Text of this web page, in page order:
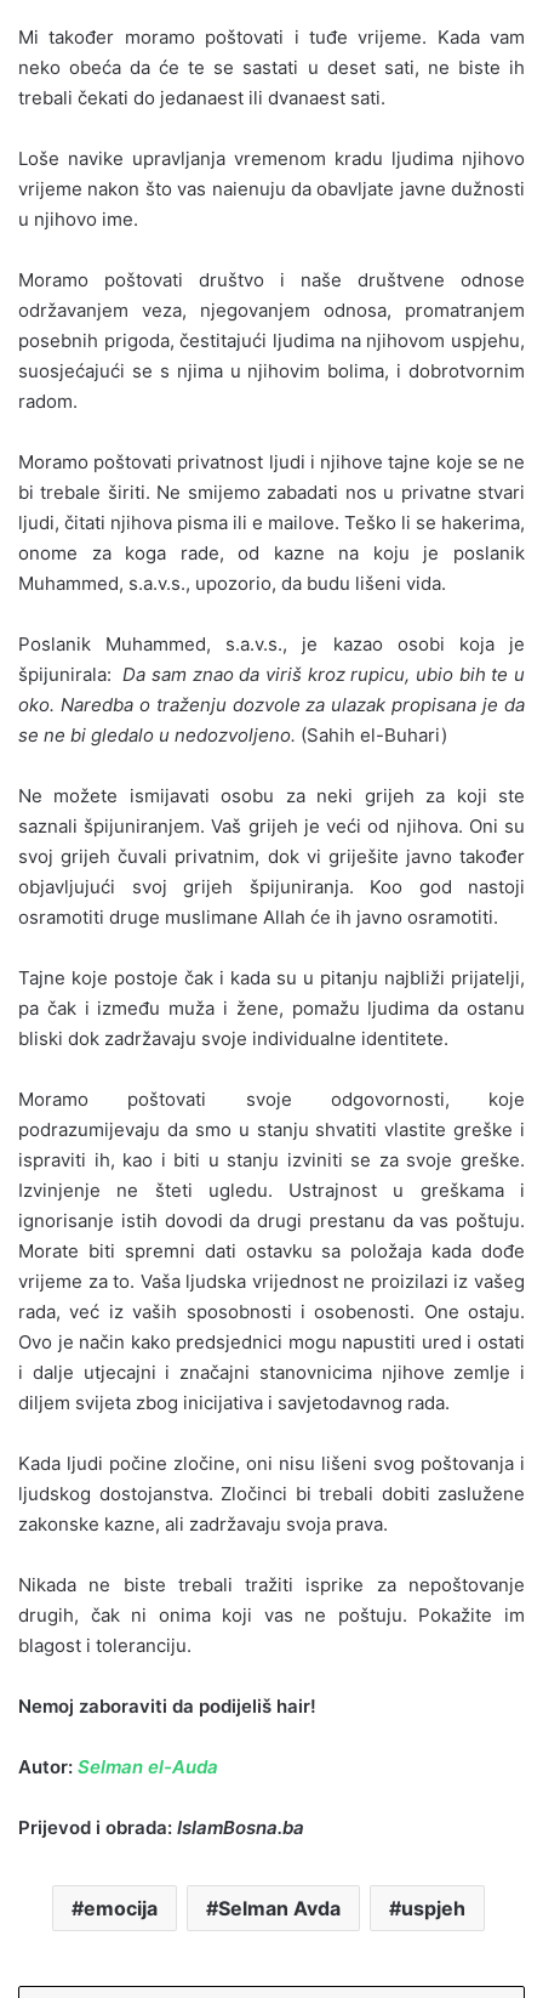
Mi također moramo poštovati i tuđe vrijeme. Kada vam
neko obeća da će te se sastati u deset sati, ne biste ih
trebali čekati do jedanaest ili dvanaest sati.
Loše navike upravljanja vremenom kradu ljudima njihovo
vrijeme nakon što vas naienuju da obavljate javne dužnosti
u njihovo ime.
Moramo poštovati društvo i naše društvene odnose
održavanjem veza, njegovanjem odnosa, promatranjem
posebnih prigoda, čestitajući ljudima na njihovom uspjehu,
suosjećajući se s njima u njihovim bolima, i dobrotvornim
radom.
Moramo poštovati privatnost ljudi i njihove tajne koje se ne
bi trebale širiti. Ne smijemo zabadati nos u privatne stvari
ljudi, čitati njihova pisma ili e mailove. Teško li se hakerima,
onome za koga rade, od kazne na koju je poslanik
Muhammed, s.a.v.s., upozorio, da budu lišeni vida.
Poslanik Muhammed, s.a.v.s., je kazao osobi koja je
špijunirala: Da sam znao da viriš kroz rupicu, ubio bih te u
oko. Naredba o traženju dozvole za ulazak propisana je da
se ne bi gledalo u nedozvoljeno. (Sahih el-Buhari)
Ne možete ismijavati osobu za neki grijeh za koji ste
saznali špijuniranjem. Vaš grijeh je veći od njihova. Oni su
svoj grijeh čuvali privatnim, dok vi griješite javno također
objavljujući svoj grijeh špijuniranja. Koo god nastoji
osramotiti druge muslimane Allah će ih javno osramotiti.
Tajne koje postoje čak i kada su u pitanju najbliži prijatelji,
pa čak i između muža i žene, pomažu ljudima da ostanu
bliski dok zadržavaju svoje individualne identitete.
Moramo poštovati svoje odgovornosti, koje
podrazumijevaju da smo u stanju shvatiti vlastite greške i
ispraviti ih, kao i biti u stanju izviniti se za svoje greške.
Izvinjenje ne šteti ugledu. Ustrajnost u greškama i
ignorisanje istih dovodi da drugi prestanu da vas poštuju.
Morate biti spremni dati ostavku sa položaja kada dođe
vrijeme za to. Vaša ljudska vrijednost ne proizilazi iz vašeg
rada, već iz vaših sposobnosti i osobenosti. One ostaju.
Ovo je način kako predsjednici mogu napustiti ured i ostati
i dalje utjecajni i značajni stanovnicima njihove zemlje i
diljem svijeta zbog inicijativa i savjetodavnog rada.
Kada ljudi počine zločine, oni nisu lišeni svog poštovanja i
ljudskog dostojanstva. Zločinci bi trebali dobiti zaslužene
zakonske kazne, ali zadržavaju svoja prava.
Nikada ne biste trebali tražiti isprike za nepoštovanje
drugih, čak ni onima koji vas ne poštuju. Pokažite im
blagost i toleranciju.
Nemoj zaboraviti da podijeliš hair!
Autor: Selman el-Auda
Prijevod i obrada: IslamBosna.ba
emocija Selman Avda uspjeh